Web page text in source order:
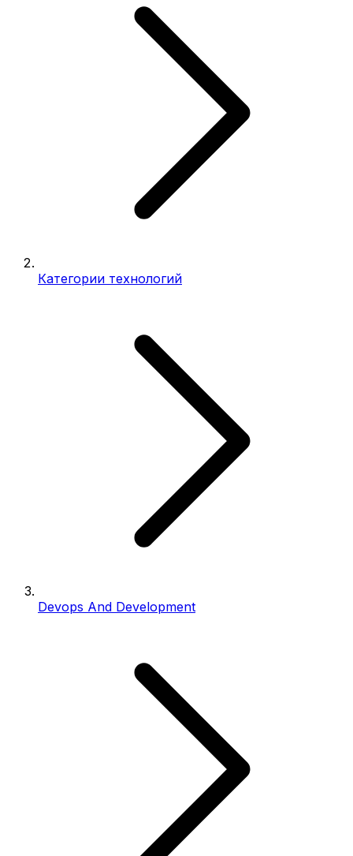
Категории технологий
Devops And Development